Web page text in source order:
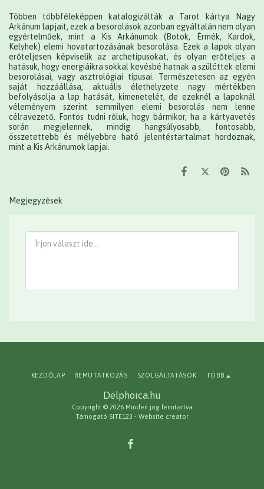
Többen többféleképpen katalogizálták a Tarot kártya Nagy
Arkánum lapjait, ezek a besorolások azonban egyáltalán nem olyan
egyértelműek, mint a Kis Arkánumok (Botok, Érmék, Kardok,
Kelyhek) elemi hovatartozásának besorolása. Ezek a lapok olyan
erőteljesen képviselik az archetípusokat, és olyan erőteljes a
hatásuk, hogy energiáikra sokkal kevésbé hatnak a szülöttek elemi
besorolásai, vagy asztrológiai típusai. Természetesen az egyén
saját hozzáállása, aktuális élethelyzete nagy mértékben
befolyásolja a lap hatását, kimenetelét, de ezeknél a lapoknál
véleményem szerint semmilyen elemi besorolás nem lenne
célravezető. Fontos tudni róluk, hogy bármikor, ha a kártyavetés
során megjelennek, mindig hangsúlyosabb, fontosabb,
összetettebb és mélyebbre ható jelentéstartalmat hordoznak,
mint a Kis Arkánumok lapjai.
Megjegyzések
Delphoica.hu
Copyright © 2026 Minden jog fenntartva
Támogató SITE123 - Website creator
KEZDŐLAP BEMUTATKOZÁS SZOLGÁLTATÁSOK TÖBB